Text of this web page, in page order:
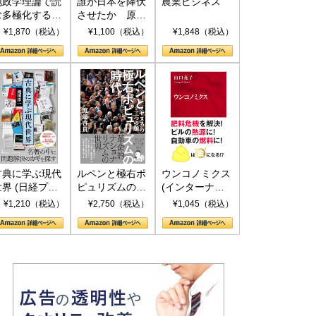
多極化する世
トランプと
¥1,870（税込）
させたか 原爆
投下、ソ連参
(PHP新書)
¥1,100（税込） ¥1,848（税込）
典に学ぶ現代
界 (日経プレ
アシリーズ)
¥1,210（税込）
ルペンと極右ポ
ピュリズムの時
代：〈ヤヌス〉
¥2,750（税込）
ウンコノミクス
(インターナシ
ョナル新書)
¥1,045（税込）